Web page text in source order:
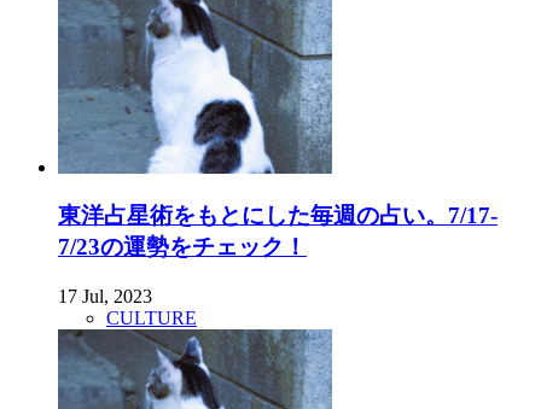
東洋占星術をもとにした毎週の占い。7/17-
7/23の運勢をチェック！
17 Jul, 2023
CULTURE